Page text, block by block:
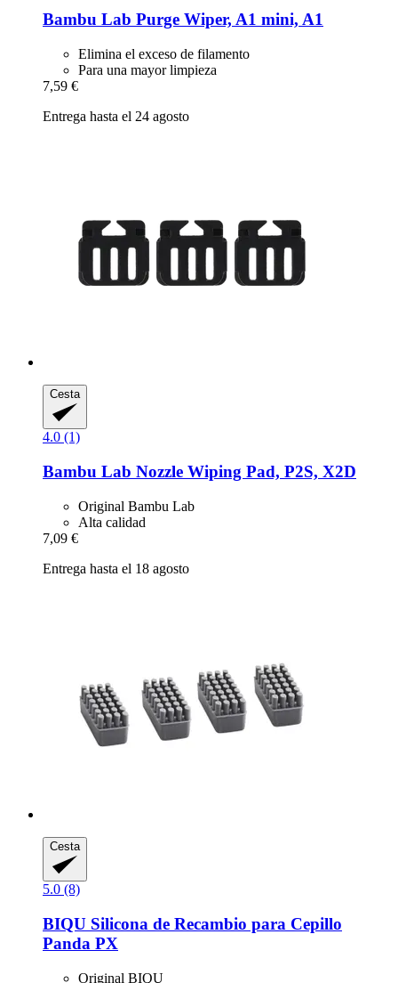
Bambu Lab Purge Wiper, A1 mini, A1
Elimina el exceso de filamento
Para una mayor limpieza
7,59 €
Entrega hasta el 24 agosto
Cesta
4.0 (1)
Bambu Lab Nozzle Wiping Pad, P2S, X2D
Original Bambu Lab
Alta calidad
7,09 €
Entrega hasta el 18 agosto
Cesta
5.0 (8)
BIQU Silicona de Recambio para Cepillo
Panda PX
Original BIQU